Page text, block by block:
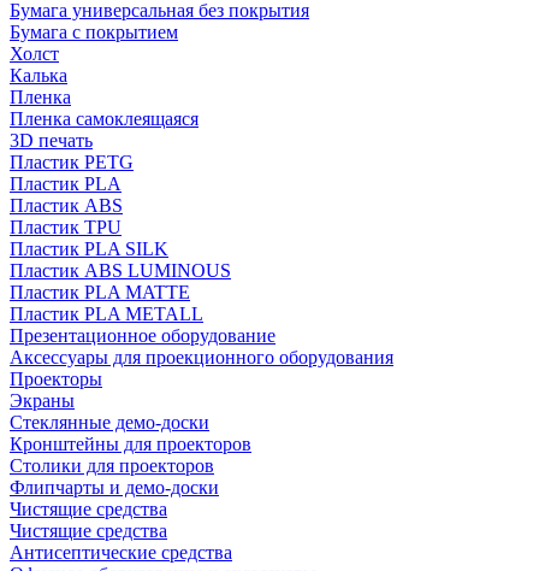
Бумага универсальная без покрытия
Бумага с покрытием
Холст
Калька
Пленка
Пленка самоклеящаяся
3D печать
Пластик PETG
Пластик PLA
Пластик ABS
Пластик TPU
Пластик PLA SILK
Пластик ABS LUMINOUS
Пластик PLA MATTE
Пластик PLA METALL
Презентационное оборудование
Аксессуары для проекционного оборудования
Проекторы
Экраны
Стеклянные демо-доски
Кронштейны для проекторов
Столики для проекторов
Флипчарты и демо-доски
Чистящие средства
Чистящие средства
Антисептические средства